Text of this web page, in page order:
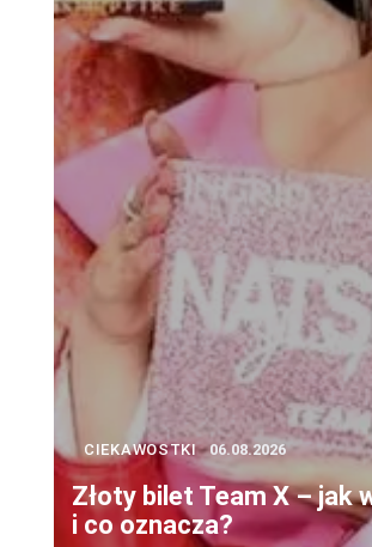
CIEKAWOSTKI 06.08.2026
Złoty bilet Team X – jak
i co oznacza?